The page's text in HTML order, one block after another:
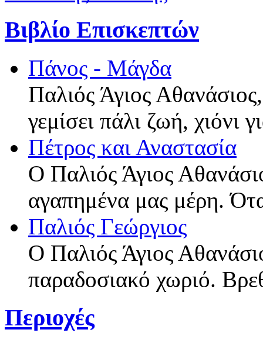
Βιβλίο Επισκεπτών
Πάνος - Μάγδα
Παλιός Άγιος
γεμίσει πάλι ζωή, χιόνι
Πέτρος και Αναστασία
Ο Παλιός Άγιος
αγαπημένα μας μέρη.
Παλιός Γεώργιος
Ο Παλιός Άγιος
παραδοσιακό χωριό.
Περιοχές